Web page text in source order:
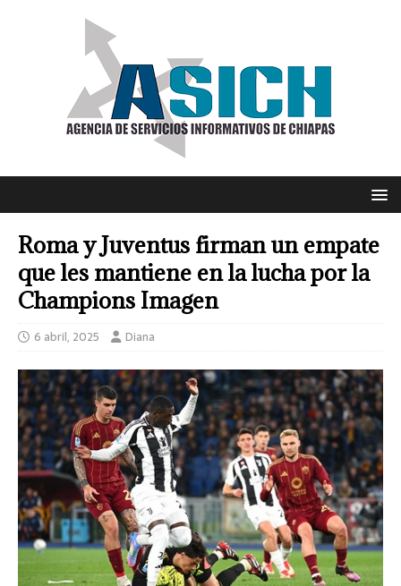
Roma y Juventus firman un empate
que les mantiene en la lucha por la
Champions Imagen
6 abril, 2025 Diana